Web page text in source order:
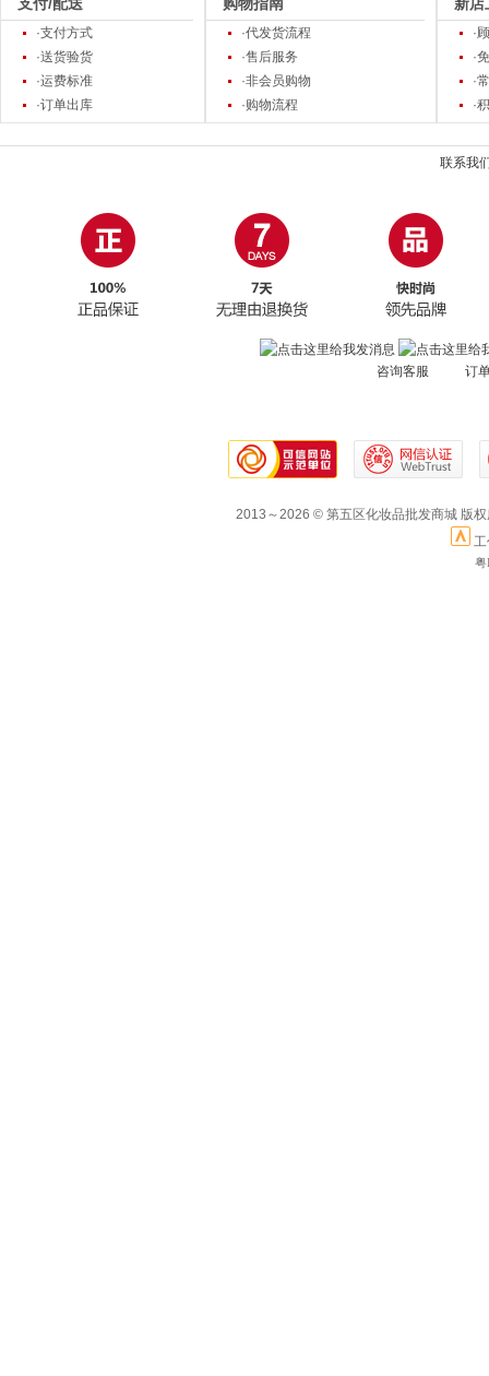
·支付方式
·送货验货
·运费标准
·订单出库
·代发货流程
·售后服务
·非会员购物
·购物流程
·
·
·
·
联系我
咨询客服 订
2013～2026 © 第五区化妆品批发商城 版
粤